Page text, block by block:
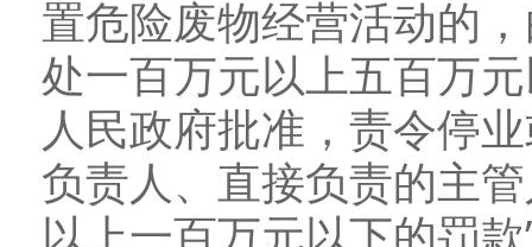
置危险废物经营活动的
处一百万元以上五百万
人民政府批准，责令停
负责人、直接负责的主
以上一百万元以下的罚